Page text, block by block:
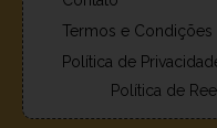
Termos e Condições
Política de
Política de